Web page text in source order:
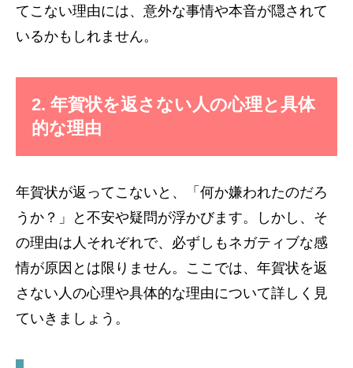
てこない理由には、意外な事情や本音が隠されて
いるかもしれません。
2. 年賀状を返さない人の心理と具体
的な理由
年賀状が返ってこないと、「何か嫌われたのだろ
うか？」と不安や疑問が浮かびます。しかし、そ
の理由は人それぞれで、必ずしもネガティブな感
情が原因とは限りません。ここでは、年賀状を返
さない人の心理や具体的な理由について詳しく見
ていきましょう。